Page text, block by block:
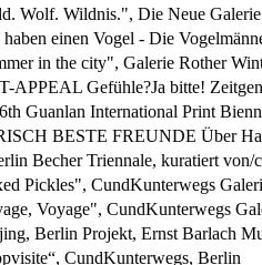
Wolf. Wildnis.", Die Neue
haben einen Vogel - Die
in the city", Galerie Rother
APPEAL Gefühle?Ja bitte!
Guanlan International Print
BESTE FREUNDE Über
Becher Triennale, kuratiert
Pickles", CundKunterwegs
Voyage", CundKunterwegs
Berlin Projekt, Ernst Barlach
CundKunterwegs, Berlin